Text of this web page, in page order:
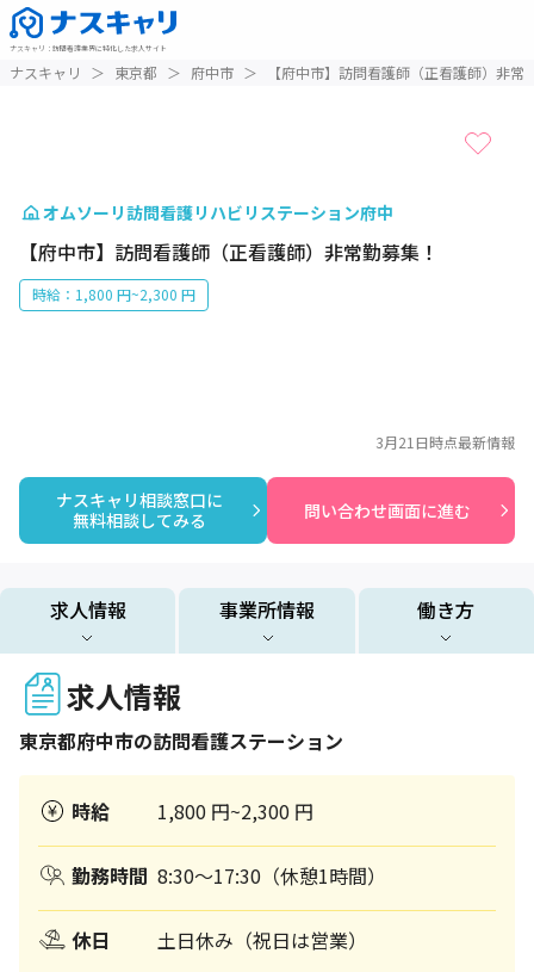
ナスキャリ ： 訪問看護業界に特化した求人サイト
ナスキャリ ＞ 東京都 ＞ 府中市 ＞ 【府中市】訪問看護師（正看護師）非常
オムソーリ訪問看護リハビリステーション府中
【府中市】訪問看護師（正看護師）非常勤募集！
時給：1,800 円~2,300 円
ナスキャリ相談窓口に
無料相談してみる
問い合わせ画面に進む
3月21日時点最新情報
求人情報 事業所情報 働き方
求人情報
東京都府中市の訪問看護ステーション
時給 1,800 円~2,300 円
勤務時間 8:30～17:30（休憩1時間）
休日 土日休み（祝日は営業）